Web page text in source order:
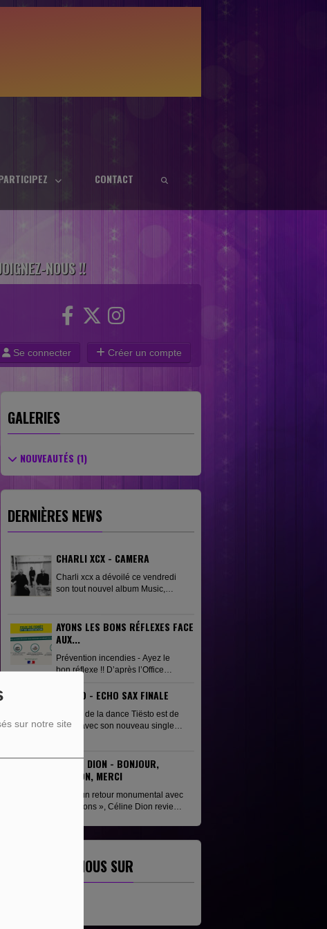
sur notre site
CONTACT
NOUS !!
Se connecter Créer un compte
GALERIES
NOUVEAUTÉS (1)
DERNIÈRES NEWS
CHARLI XCX - CAMERA
Charli xcx a dévoilé ce vendredi
son tout nouvel album Music,
accompagner cette sortie,
l'artiste...
AYONS LES BONS RÉFLEXES FACE
AUX...
Prévention incendies - Ayez le
bon réflexe !! D’après l’Office
distingue les causes suivantes :
TIËSTO - ECHO SAX FINALE
L'icône de la dance Tiësto est de
retour avec son nouveau single
Caleb Arredondo. Ce titre vient
clôturer en...
CÉLINE DION - BONJOUR,
PARDON, MERCI
Après un retour monumental avec
« Dansons », Céline Dion revient
le 3 juillet....
RETROUVEZ-NOUS SUR